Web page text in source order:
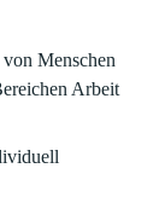
Menschen
Arbeit